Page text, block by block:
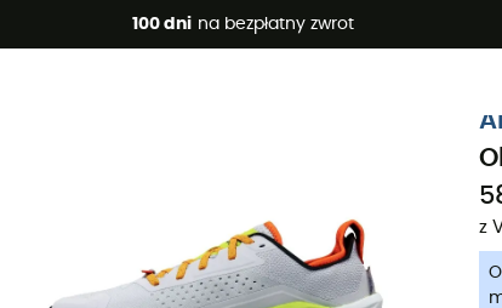
100 dni na bezpłatny zwrot
🔥 -5% DODATKOWO przy zakupie 2 produktów*, kod
z